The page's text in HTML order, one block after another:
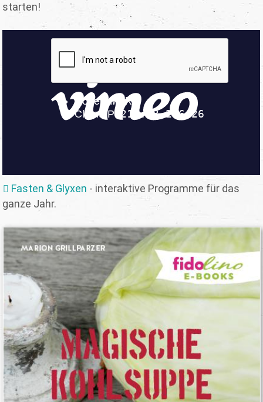
starten!
Fasten & Glyxen - interaktive Programme für das
ganze Jahr.